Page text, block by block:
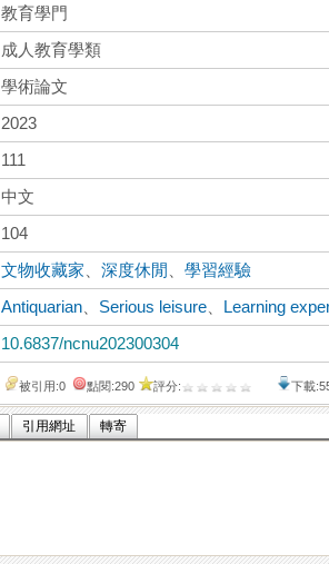
教育學門
成人教育學類
學術論文
2023
111
中文
104
文物收藏家 、深度休閒 、學習經驗
Antiquarian Serious leisure
Learning
10.6837/ncnu202300304
被引用:0 點閱:290 評分: 下載
引用網址 轉寄